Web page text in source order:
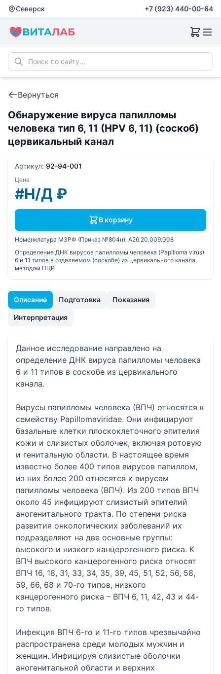
Северск +7 (923) 440-00-64
Вернуться
Обнаружение вируса папилломы
человека тип 6, 11 (HPV 6, 11) (соскоб)
цервикальный канал
Описание Подготовка Показания
Интерпретация
Данное исследование направлено на
определение ДНК вируса папилломы человека
6 и 11 типов в соскобе из цервикального
канала.
Вирусы папилломы человека (ВПЧ) относятся к
семейству Papillomaviridae. Они инфицируют
базальные клетки плоскоклеточного эпителия
кожи и слизистых оболочек, включая ротовую
и генитальную области. В настоящее время
известно более 400 типов вирусов папиллом,
из них более 200 относятся к вирусам
папилломы человека (ВПЧ). Из 200 типов ВПЧ
около 45 инфицируют слизистый эпителий
аногенитального тракта. По степени риска
развития онкологических заболеваний их
подразделяют на две основные группы:
высокого и низкого канцерогенного риска. К
ВПЧ высокого канцерогенного риска относят
ВПЧ 16, 18, 31, 33, 34, 35, 39, 45, 51, 52, 56, 58,
59, 66, 68 и 70-го типов, низкого
канцерогенного риска – ВПЧ 6, 11, 42, 43 и 44-
го типов.
Инфекция ВПЧ 6-го и 11-го типов чрезвычайно
распространена среди молодых мужчин и
женщин. Инфицируя слизистые оболочки
аногенитальной области и верхних
Артикул: 92-94-001
Цена
#Н/Д ₽
В корзину
Номенклатура МЗРФ (Приказ №804н): A26.20.009.008
Определение ДНК вирусов папилломы человека (Papilloma virus)
6 и 11 типов в отделяемом (соскобе) из цервикального канала
методом ПЦР